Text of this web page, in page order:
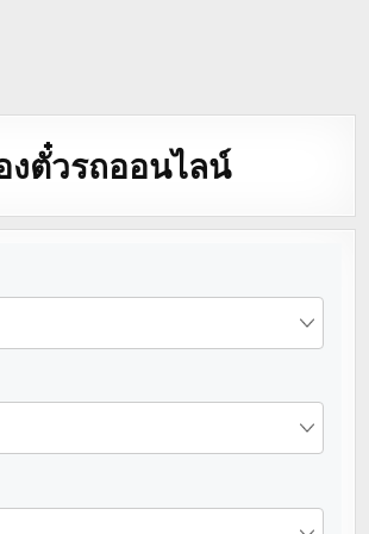
งตั๋วรถออนไลน์